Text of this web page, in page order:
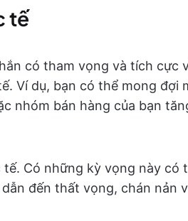
tế
có tham vọng và tích cực
Ví dụ, bạn có thể mong đợi
nhóm bán hàng của bạn
Có những kỳ vọng này có
đến thất vọng, chán nản